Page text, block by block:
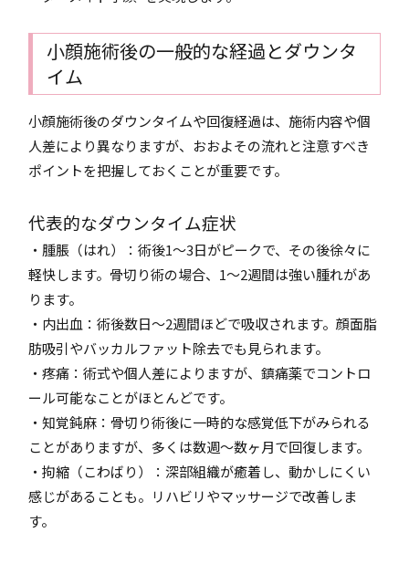
小顔施術後の一般的な経過とダウンタ
イム
小顔施術後のダウンタイムや回復経過は、施術内容や個
人差により異なりますが、おおよその流れと注意すべき
ポイントを把握しておくことが重要です。
代表的なダウンタイム症状
・腫脹（はれ）：術後1〜3日がピークで、その後徐々に
軽快します。骨切り術の場合、1〜2週間は強い腫れがあ
ります。
・内出血：術後数日〜2週間ほどで吸収されます。顔面脂
肪吸引やバッカルファット除去でも見られます。
・疼痛：術式や個人差によりますが、鎮痛薬でコントロ
ール可能なことがほとんどです。
・知覚鈍麻：骨切り術後に一時的な感覚低下がみられる
ことがありますが、多くは数週〜数ヶ月で回復します。
・拘縮（こわばり）：深部組織が癒着し、動かしにくい
感じがあることも。リハビリやマッサージで改善しま
す。